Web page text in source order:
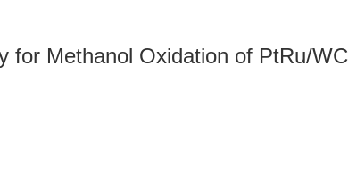
for Methanol Oxidation of PtRu/WC